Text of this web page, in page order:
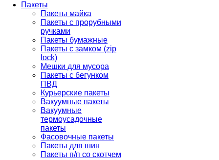
Пакеты
Пакеты майка
Пакеты с прорубными
ручками
Пакеты бумажные
Пакеты с замком (zip
lock)
Мешки для мусора
Пакеты с бегунком
ПВД
Курьерские пакеты
Вакуумные пакеты
Вакуумные
термоусадочные
пакеты
Фасовочные пакеты
Пакеты для шин
Пакеты п/п со скотчем